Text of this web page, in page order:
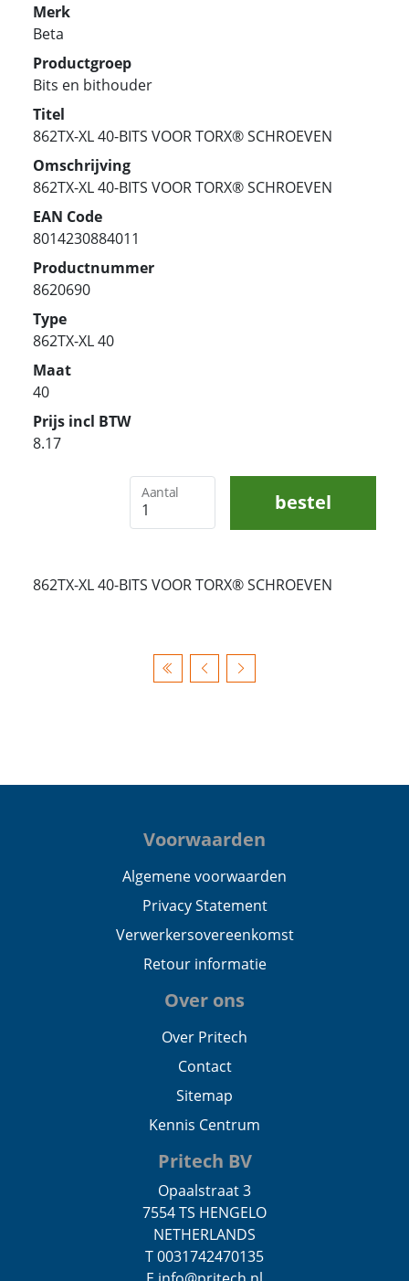
Merk
Beta
Productgroep
Bits en bithouder
Titel
862TX-XL 40-BITS VOOR TORX® SCHROEVEN
Omschrijving
862TX-XL 40-BITS VOOR TORX® SCHROEVEN
EAN Code
8014230884011
Productnummer
8620690
Type
862TX-XL 40
Maat
40
Prijs incl BTW
8.17
Aantal bestel
862TX-XL 40-BITS VOOR TORX® SCHROEVEN
Voorwaarden
Algemene voorwaarden
Privacy Statement
Verwerkersovereenkomst
Retour informatie
Over ons
Over Pritech
Contact
Sitemap
Kennis Centrum
Pritech BV
Opaalstraat 3
7554 TS HENGELO
NETHERLANDS
T 0031742470135